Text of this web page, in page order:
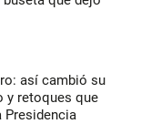
así cambió su
y retoques que
Presidencia